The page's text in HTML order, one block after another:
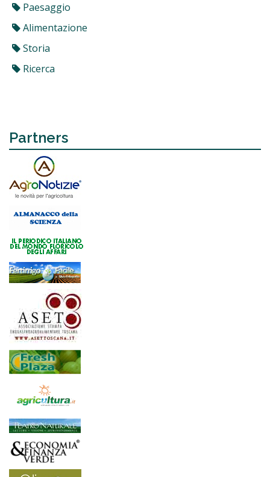
Paesaggio
Alimentazione
Storia
Ricerca
Partners